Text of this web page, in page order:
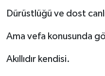
Dürüstlüğü ve dost
Ama vefa konusunda
Akıllıdır kendisi.